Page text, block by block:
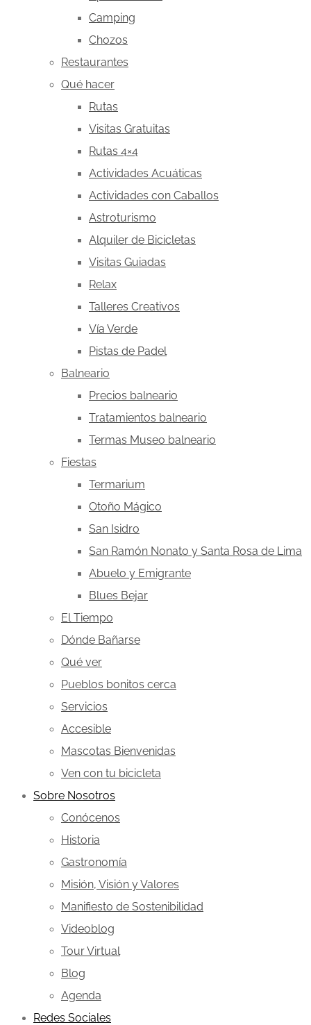
Camping
Chozos
Restaurantes
Qué hacer
Rutas
Visitas Gratuitas
Rutas 4×4
Actividades Acuáticas
Actividades con Caballos
Astroturismo
Alquiler de Bicicletas
Visitas Guiadas
Relax
Talleres Creativos
Vía Verde
Pistas de Padel
Balneario
Precios balneario
Tratamientos balneario
Termas Museo balneario
Fiestas
Termarium
Otoño Mágico
San Isidro
San Ramón Nonato y Santa Rosa de Lima
Abuelo y Emigrante
Blues Bejar
El Tiempo
Dónde Bañarse
Qué ver
Pueblos bonitos cerca
Servicios
Accesible
Mascotas Bienvenidas
Ven con tu bicicleta
Sobre Nosotros
Conócenos
Historia
Gastronomía
Misión, Visión y Valores
Manifiesto de Sostenibilidad
Videoblog
Tour Virtual
Blog
Agenda
Redes Sociales